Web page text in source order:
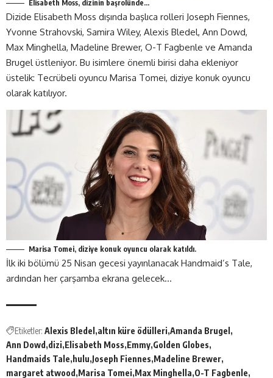
Elisabeth Moss, dizinin başrolünde…
Dizide Elisabeth Moss dışında başlıca rolleri Joseph Fiennes,
Yvonne Strahovski, Samira Wiley, Alexis Bledel, Ann Dowd,
Max Minghella, Madeline Brewer, O-T Fagbenle ve Amanda
Brugel üstleniyor. Bu isimlere önemli birisi daha ekleniyor
üstelik: Tecrübeli oyuncu Marisa Tomei, diziye konuk oyuncu
olarak katılıyor.
Marisa Tomei, diziye konuk oyuncu olarak katıldı.
İlk iki bölümü 25 Nisan gecesi yayınlanacak Handmaid’s Tale,
ardından her çarşamba ekrana gelecek…
Etiketler: Alexis Bledel altın küre ödülleri Amanda Brugel
Ann Dowd dizi Elisabeth Moss Emmy Golden Globes
Handmaids Tale hulu Joseph Fiennes Madeline Brewer
margaret atwood Marisa Tomei Max Minghella O-T Fagbenle